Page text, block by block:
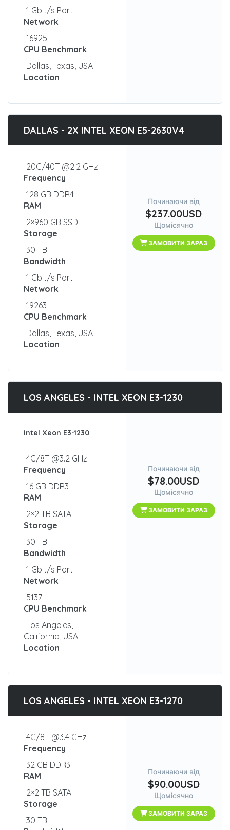
1 Gbit/s Port
Network
16925
CPU Benchmark
Dallas, Texas, USA
Location
DALLAS - 2X INTEL XEON E5-2630V4
20C/40T @2.2 GHz
Frequency
128 GB DDR4
RAM
2×960 GB SSD
Storage
30 TB
Bandwidth
1 Gbit/s Port
Network
19263
CPU Benchmark
Dallas, Texas, USA
Location
Починаючи від
$237.00USD
Щомісячно
ЗАМОВИТИ ЗАРАЗ
LOS ANGELES - INTEL XEON E3-1230
Intel Xeon E3-1230
4C/8T @3.2 GHz
Frequency
16 GB DDR3
RAM
2×2 TB SATA
Storage
30 TB
Bandwidth
1 Gbit/s Port
Network
5137
CPU Benchmark
Los Angeles,
California, USA
Location
Починаючи від
$78.00USD
Щомісячно
ЗАМОВИТИ ЗАРАЗ
LOS ANGELES - INTEL XEON E3-1270
4C/8T @3.4 GHz
Frequency
32 GB DDR3
RAM
2×2 TB SATA
Storage
30 TB
Починаючи від
$90.00USD
Щомісячно
ЗАМОВИТИ ЗАРАЗ